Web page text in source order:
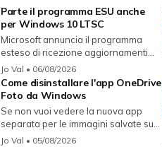
Parte il programma ESU anche
per Windows 10 LTSC
Microsoft annuncia il programma
esteso di ricezione aggiornamenti
per...
Jo Val • 06/08/2026
Come disinstallare l'app OneDrive
Foto da Windows
Se non vuoi vedere la nuova app
separata per le immagini salvate su
On...
Jo Val • 05/08/2026